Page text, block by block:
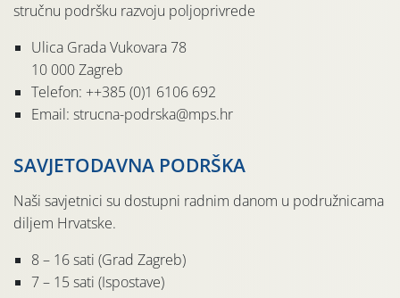
stručnu podršku razvoju poljoprivrede
Ulica Grada Vukovara 78
10 000 Zagreb
Telefon: ++385 (0)1 6106 692
Email: strucna-podrska@mps.hr
SAVJETODAVNA PODRŠKA
Naši savjetnici su dostupni radnim danom u podružnicama
diljem Hrvatske.
8 – 16 sati (Grad Zagreb)
7 – 15 sati (Ispostave)